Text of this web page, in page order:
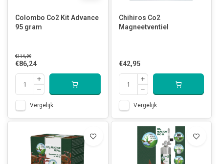
Colombo Co2 Kit Advance
95 gram
€114,99
€86,24
Vergelijk
Chihiros Co2
Magneetventiel
€42,95
Vergelijk